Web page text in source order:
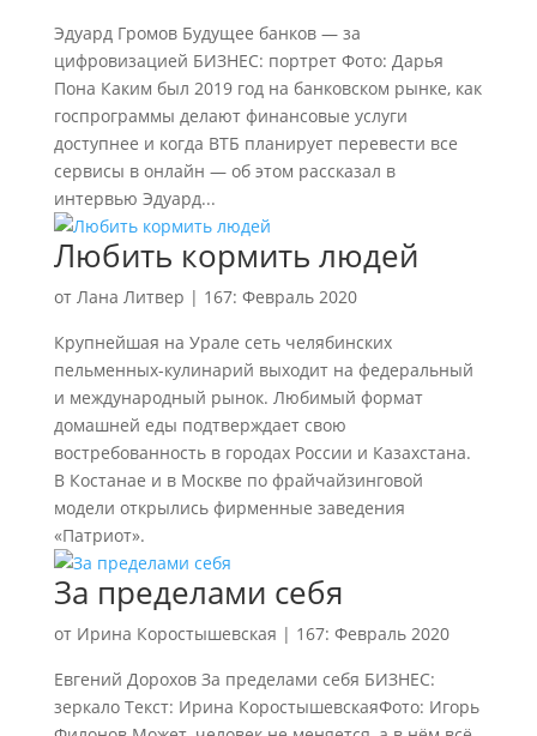
Эдуард Громов Будущее банков — за
цифровизацией БИЗНЕС: портрет Фото: Дарья
Пона Каким был 2019 год на банковском рынке, как
госпрограммы делают финансовые услуги
доступнее и когда ВТБ планирует перевести все
сервисы в онлайн — об этом рассказал в
интервью Эдуард...
Любить кормить людей
от Лана Литвер | 167: Февраль 2020
Крупнейшая на Урале сеть челябинских
пельменных-кулинарий выходит на федеральный
и международный рынок. Любимый формат
домашней еды подтверждает свою
востребованность в городах России и Казахстана.
В Костанае и в Москве по фрайчайзинговой
модели открылись фирменные заведения
«Патриот».
За пределами себя
от Ирина Коростышевская | 167: Февраль 2020
Евгений Дорохов За пределами себя БИЗНЕС:
зеркало Текст: Ирина КоростышевскаяФото: Игорь